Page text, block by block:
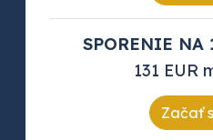
SPORENIE NA
131 EUR
Začať